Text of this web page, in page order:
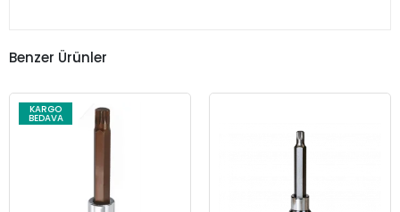
Benzer Ürünler
KARGO
BEDAVA